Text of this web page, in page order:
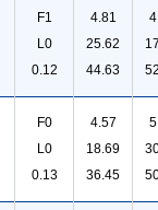
F1
L0
0.12
4.81
25.62
44.63
F0
L0
0.13
4.57
18.69
36.45